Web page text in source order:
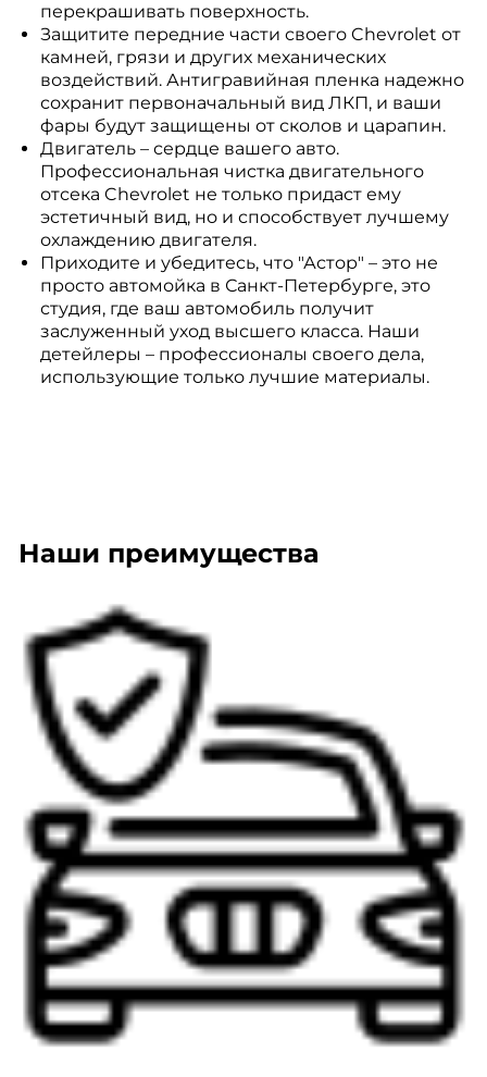
перекрашивать поверхность.
Защитите передние части своего Chevrolet от
камней, грязи и других механических
воздействий. Антигравийная пленка надежно
сохранит первоначальный вид ЛКП, и ваши
фары будут защищены от сколов и царапин.
Двигатель – сердце вашего авто.
Профессиональная чистка двигательного
отсека Chevrolet не только придаст ему
эстетичный вид, но и способствует лучшему
охлаждению двигателя.
Приходите и убедитесь, что "Астор" – это не
просто автомойка в Санкт-Петербурге, это
студия, где ваш автомобиль получит
заслуженный уход высшего класса. Наши
детейлеры – профессионалы своего дела,
использующие только лучшие материалы.
Наши преимущества